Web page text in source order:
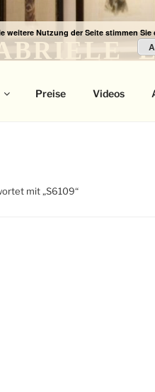
Preise Videos
mit „S6109“
weitere Nutzung der Seite stimmen